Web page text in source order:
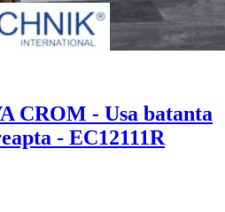
CROM - Usa batanta
- EC12111R